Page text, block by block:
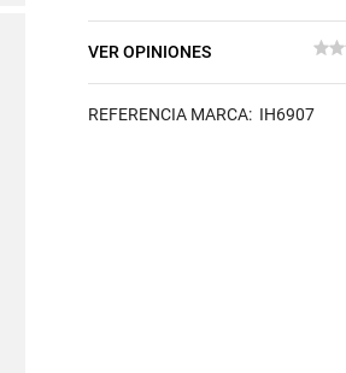
VER OPINIONES
REFERENCIA MARCA: IH6907